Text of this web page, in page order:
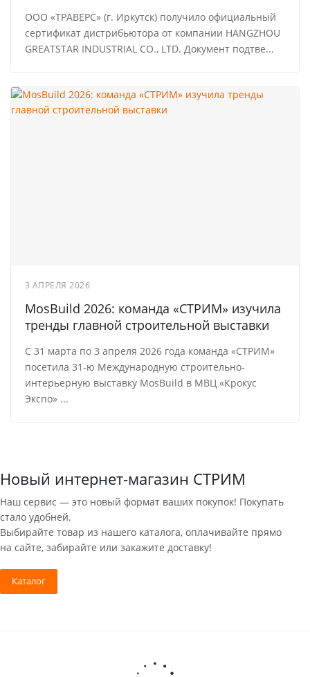
ООО «ТРАВЕРС» (г. Иркутск) получило официальный
сертификат дистрибьютора от компании HANGZHOU
GREATSTAR INDUSTRIAL CO., LTD. Документ подтве...
3 АПРЕЛЯ 2026
MosBuild 2026: команда «СТРИМ» изучила
тренды главной строительной выставки
С 31 марта по 3 апреля 2026 года команда «СТРИМ»
посетила 31-ю Международную строительно-
интерьерную выставку MosBuild в МВЦ «Крокус
Экспо» ...
Новый интернет-магазин СТРИМ
Наш сервис — это новый формат ваших покупок! Покупать
стало удобней.
Выбирайте товар из нашего каталога, оплачивайте прямо
на сайте, забирайте или закажите доставку!
Каталог